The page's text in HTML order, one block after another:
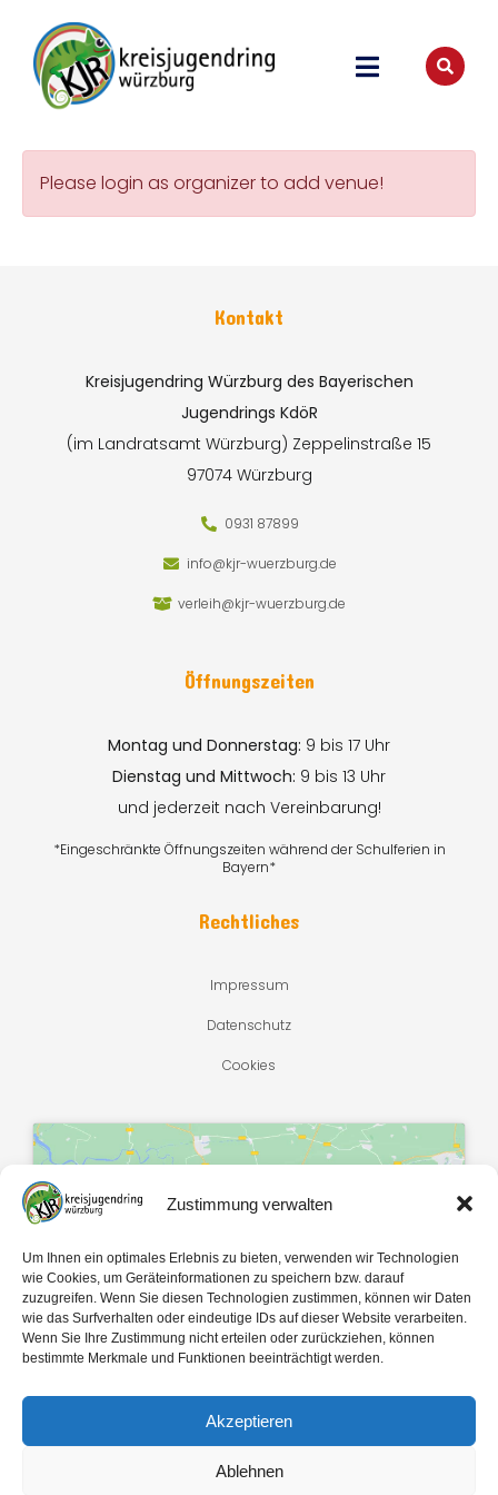
Zustimmung verwalten
Um Ihnen ein optimales Erlebnis zu bieten, verwenden wir Technologien
wie Cookies, um Geräteinformationen zu speichern bzw. darauf
zuzugreifen. Wenn Sie diesen Technologien zustimmen, können wir Daten
wie das Surfverhalten oder eindeutige IDs auf dieser Website verarbeiten.
Wenn Sie Ihre Zustimmung nicht erteilen oder zurückziehen, können
bestimmte Merkmale und Funktionen beeinträchtigt werden.
Akzeptieren
Ablehnen
Please login as organizer to add venue!
Kontakt
Kreisjugendring Würzburg des Bayerischen
Jugendrings KdöR
(im Landratsamt Würzburg) Zeppelinstraße 15
97074 Würzburg
0931 87899
info@kjr-wuerzburg.de
verleih@kjr-wuerzburg.de
Öffnungszeiten
Montag und Donnerstag: 9 bis 17 Uhr
Dienstag und Mittwoch: 9 bis 13 Uhr
und jederzeit nach Vereinbarung!
*Eingeschränkte Öffnungszeiten während der Schulferien in
Bayern*
Rechtliches
Impressum
Datenschutz
Cookies
Klicke hier, um Marketing-Cookies zu
akzeptieren und diesen Inhalt zu
aktivieren